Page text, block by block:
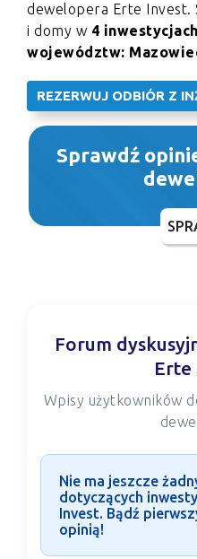
dewelopera Erte Invest.
i domy w 4 inwestycjach
województw:
REZERWUJ ODBIÓR Z
Sprawdź
Forum
Erte
Wpisy użytkowników
Nie ma jeszcze
dotyczących
Invest. Bądź
opinią!